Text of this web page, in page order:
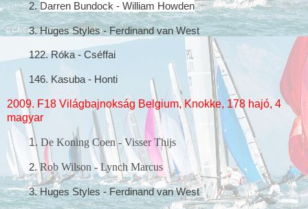
2.Darren Bundock - William Howden
3. Huges Styles - Ferdinand van West
122. Róka - Cséffai
146. Kasuba - Honti
2009. F18 Világbajnokság Belgium, Knokke, 178 hajó, 4
magyar
1. De Koning Coen - Visser Thijs
2.Rob Wilson - Lynch Marcus
3. Huges Styles - Ferdinand van West